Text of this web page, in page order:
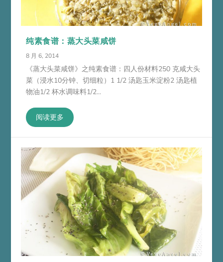
纯素食谱：蒸大头菜咸饼
8 月 6, 2014
《蒸大头菜咸饼》之纯素食谱：四人份材料250 克咸大头
菜（浸水10分钟、切细粒）1 1/2 汤匙玉米淀粉2 汤匙植
物油1/2 杯水调味料1/2...
阅读更多